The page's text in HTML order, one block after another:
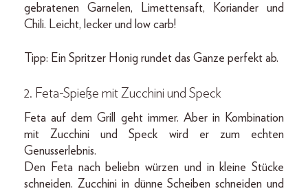
gebratenen Garnelen, Limettensaft, Koriander und
Chili. Leicht, lecker und low carb!
Tipp: Ein Spritzer Honig rundet das Ganze perfekt ab.
2. Feta-Spieße mit Zucchini und Speck
Feta auf dem Grill geht immer. Aber in Kombination
mit Zucchini und Speck wird er zum echten
Genusserlebnis.
Den Feta nach beliebn würzen und in kleine Stücke
schneiden. Zucchini in dünne Scheiben schneiden und